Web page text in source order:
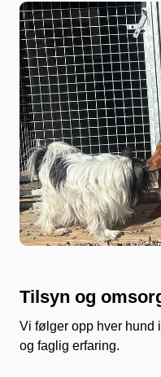
Tilsyn og
Vi følger opp hver hund
og faglig erfaring.